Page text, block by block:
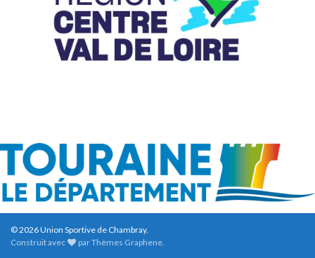
© 2026 Union Sportive de Chambray.
Construit avec
parThèmes Graphene.